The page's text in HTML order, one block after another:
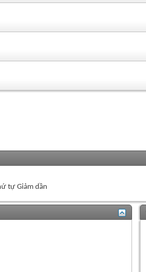
tự Giảm dần